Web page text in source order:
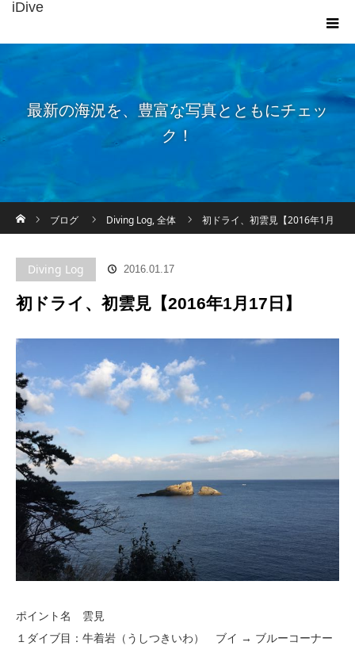
iDive
最新の海況を、豊富な写真とともにチェッ
ク！
ブログ
Diving Log,全体 初ドライ、初雲見【2016年1月
Diving Log 2016.01.17
初ドライ、初雲見【2016年1月17日】
ポイント名 雲見
１ダイブ目：牛着岩（うしつきいわ） ブイ → ブルーコーナー